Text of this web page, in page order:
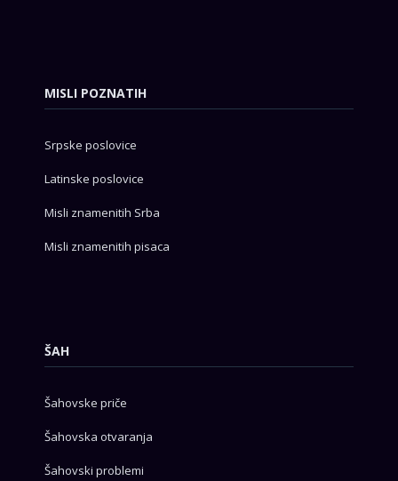
MISLI POZNATIH
Srpske poslovice
Latinske poslovice
Misli znamenitih Srba
Misli znamenitih pisaca
ŠAH
Šahovske priče
Šahovska otvaranja
Šahovski problemi